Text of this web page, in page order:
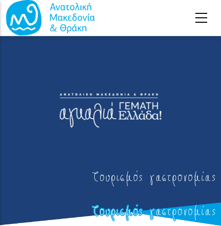
Παράκαμψη προς το κυρίως περιεχόμενο
Τουρισμός γαστρονομίας
Τουρισμός γαστρονομίας